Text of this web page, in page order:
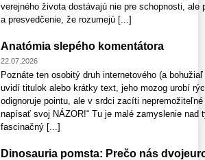
verejného života dostávajú nie pre schopnosti, ale
a presvedčenie, že rozumejú [...]
Anatómia slepého komentátora
22.07.2026
Poznáte ten osobitý druh internetového (a
uvidí titulok alebo krátky text, jeho mozog urobí
odignoruje pointu, ale v srdci zacíti
napísať svoj NÁZOR!“ Tu je malé zamyslenie
fascinačný [...]
Dinosauria pomsta: Prečo nás